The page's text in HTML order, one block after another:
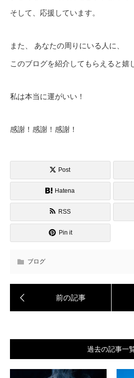
そして、応援しています。
また、 あなたの周りにいる人に、
このブログを紹介してもらえると嬉
私は本当に運がいい！
感謝！感謝！感謝！
Post
Hatena
RSS
Pin it
ブログ
過去の記事一